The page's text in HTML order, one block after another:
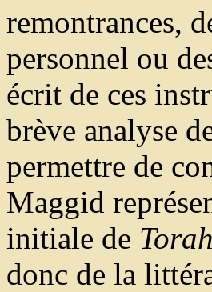
remontrances,
personnel ou
écrit de ces
brève analyse
permettre de
Maggid
initiale de
donc de la